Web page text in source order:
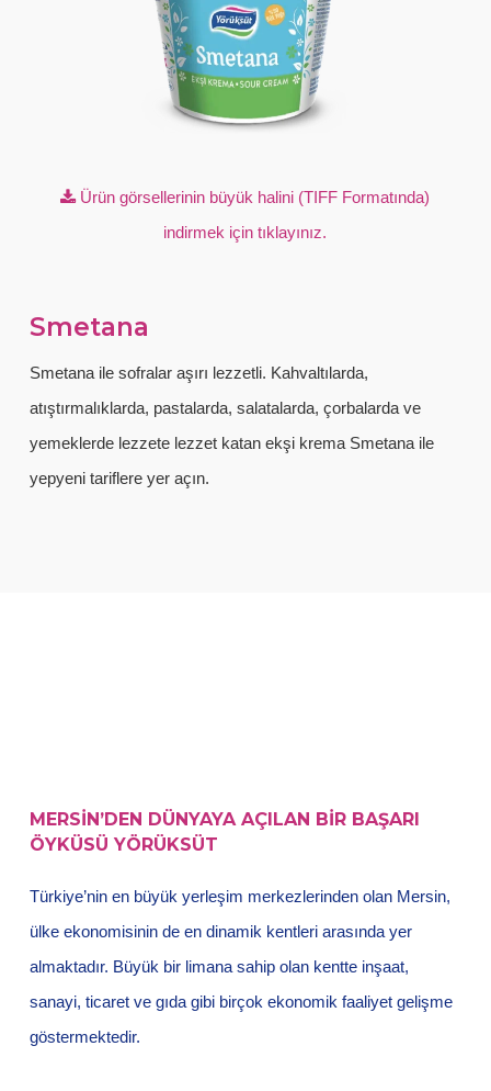
Ürün görsellerinin büyük halini (TIFF Formatında)
indirmek için tıklayınız.
Smetana
Smetana ile sofralar aşırı lezzetli. Kahvaltılarda,
atıştırmalıklarda, pastalarda, salatalarda, çorbalarda ve
yemeklerde lezzete lezzet katan ekşi krema Smetana ile
yepyeni tariflere yer açın.
MERSİN’DEN DÜNYAYA AÇILAN BİR BAŞARI
ÖYKÜSÜ YÖRÜKSÜT
Türkiye’nin en büyük yerleşim merkezlerinden olan Mersin,
ülke ekonomisinin de en dinamik kentleri arasında yer
almaktadır. Büyük bir limana sahip olan kentte inşaat,
sanayi, ticaret ve gıda gibi birçok ekonomik faaliyet gelişme
göstermektedir.